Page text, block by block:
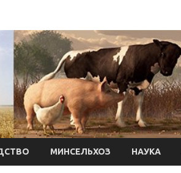
МИНСЕЛЬХОЗ НАУКА